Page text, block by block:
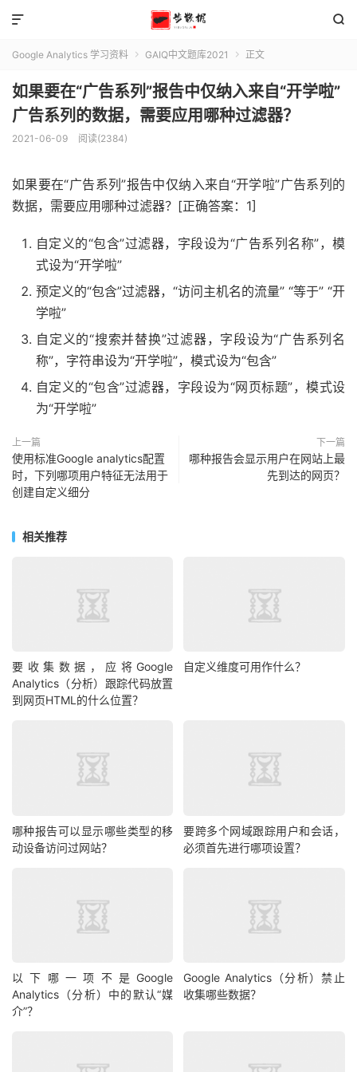


Google Analytics 学习资料  GAIQ中文题库2021  正文
如果要在“广告系列”报告中仅纳入来自“开学啦”
广告系列的数据，需要应用哪种过滤器？
2021-06-09 阅读(2384)
如果要在“广告系列”报告中仅纳入来自“开学啦”广告系列的
数据，需要应用哪种过滤器？[正确答案：1]
自定义的“包含”过滤器，字段设为“广告系列名称”，模
式设为“开学啦”
预定义的“包含”过滤器，“访问主机名的流量” “等于” “开
学啦”
自定义的“搜索并替换”过滤器，字段设为“广告系列名
称”，字符串设为“开学啦”，模式设为“包含”
自定义的“包含”过滤器，字段设为“网页标题”，模式设
为“开学啦”
上一篇
使用标准Google analytics配置
时，下列哪项用户特征无法用于
创建自定义细分
下一篇
哪种报告会显示用户在网站上最
先到达的网页？
相关推荐
要收集数据，应将Google
Analytics（分析）跟踪代码放置
到网页HTML的什么位置？
自定义维度可用作什么？
哪种报告可以显示哪些类型的移
动设备访问过网站？
要跨多个网域跟踪用户和会话，
必须首先进行哪项设置？
以下哪一项不是Google
Analytics（分析）中的默认“媒
介”？
Google Analytics（分析）禁止
收集哪些数据？